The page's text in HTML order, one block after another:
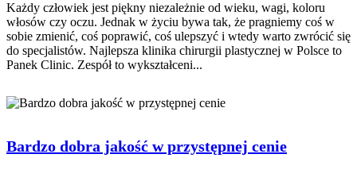
Każdy człowiek jest piękny niezależnie od wieku, wagi, koloru
włosów czy oczu. Jednak w życiu bywa tak, że pragniemy coś w
sobie zmienić, coś poprawić, coś ulepszyć i wtedy warto zwrócić się
do specjalistów. Najlepsza klinika chirurgii plastycznej w Polsce to
Panek Clinic. Zespół to wykształceni...
Bardzo dobra jakość w przystępnej cenie